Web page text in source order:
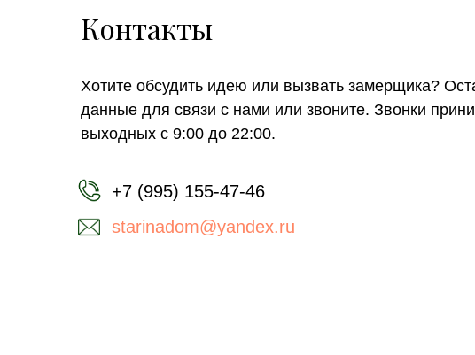
Контакты
Хотите обсудить идею или вызвать замерщика?
данные для связи с нами или звоните. Звонки
выходных с 9:00 до 22:00.
+7 (995) 155-47-46
starinadom@yandex.ru